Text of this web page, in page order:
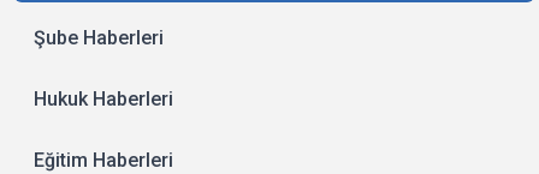
Şube Haberleri
Hukuk Haberleri
Eğitim Haberleri